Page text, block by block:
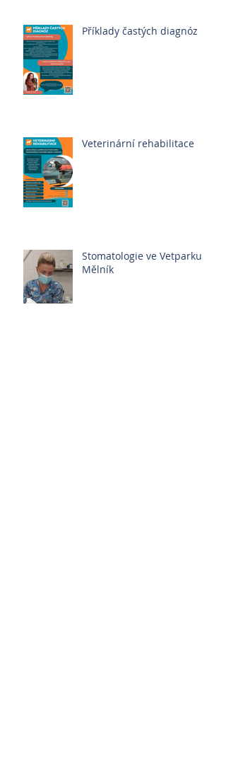
Příklady častých diagnóz
Veterinární rehabilitace
Stomatologie ve Vetparku
Mělník